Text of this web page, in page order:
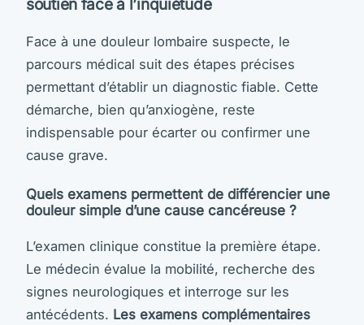
soutien face à l’inquiétude
Face à une douleur lombaire suspecte, le
parcours médical suit des étapes précises
permettant d’établir un diagnostic fiable. Cette
démarche, bien qu’anxiogène, reste
indispensable pour écarter ou confirmer une
cause grave.
Quels examens permettent de différencier une
douleur simple d’une cause cancéreuse ?
L’examen clinique constitue la première étape.
Le médecin évalue la mobilité, recherche des
signes neurologiques et interroge sur les
antécédents. Les examens complémentaires